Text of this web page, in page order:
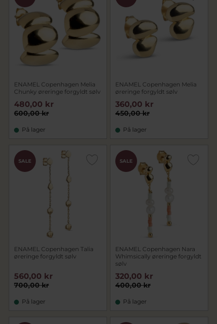
ENAMEL Copenhagen Melia
Chunky øreringe forgyldt sølv
600,00 kr
480,00 kr
På lager
ENAMEL Copenhagen Melia
øreringe forgyldt sølv
450,00 kr
360,00 kr
På lager
SALE
ENAMEL Copenhagen Talia
øreringe forgyldt sølv
700,00 kr
560,00 kr
På lager
SALE
ENAMEL Copenhagen Nara
Whimsically øreringe forgyldt
sølv
400,00 kr
320,00 kr
På lager